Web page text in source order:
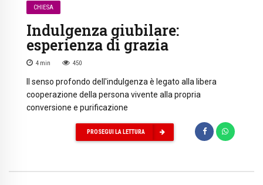
CHIESA
Indulgenza giubilare:
esperienza di grazia
4 min 450
Il senso profondo dell'indulgenza è legato alla libera
cooperazione della persona vivente alla propria
conversione e purificazione
PROSEGUI LA LETTURA